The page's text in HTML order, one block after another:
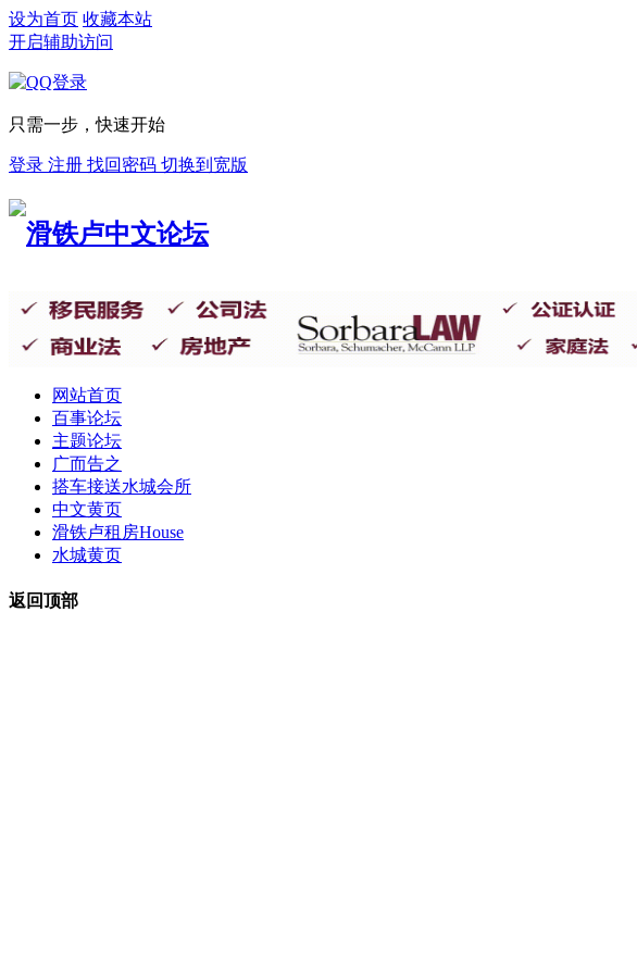
设为首页 收藏本站
开启辅助访问
只需一步，快速开始
登录 注册 找回密码 切换到宽版
网站首页
百事论坛
主题论坛
广而告之
搭车接送水城会所
中文黄页
滑铁卢租房House
水城黄页
返回顶部